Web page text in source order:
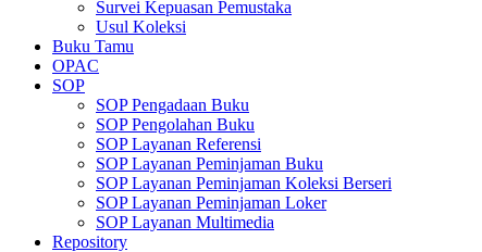
Survei Kepuasan Pemustaka
Usul Koleksi
Buku Tamu
OPAC
SOP
SOP Pengadaan Buku
SOP Pengolahan Buku
SOP Layanan Referensi
SOP Layanan Peminjaman Buku
SOP Layanan Peminjaman Koleksi Berseri
SOP Layanan Peminjaman Loker
SOP Layanan Multimedia
Repository